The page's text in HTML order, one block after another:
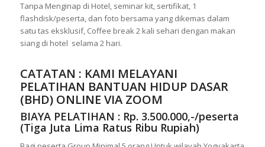
Tanpa Menginap di Hotel, seminar kit, sertifikat, 1
flashdisk/peserta, dan foto bersama yang dikemas dalam
satu tas eksklusif, Coffee break 2 kali sehari dengan makan
siang di hotel selama 2 hari.
CATATAN : KAMI MELAYANI
PELATIHAN BANTUAN HIDUP DASAR
(BHD) ONLINE VIA ZOOM
BIAYA PELATIHAN : Rp. 3.500.000,-/peserta
(Tiga Juta Lima Ratus Ribu Rupiah)